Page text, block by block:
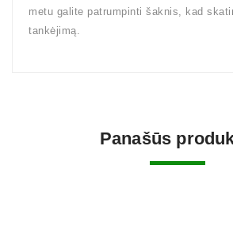
metu galite patrumpinti šaknis, kad
tankėjimą.
Panašūs